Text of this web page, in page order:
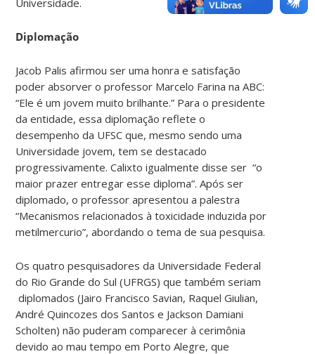
Diplomação
Jacob Palis afirmou ser uma honra e satisfação
poder absorver o professor Marcelo Farina na ABC:
“Ele é um jovem muito brilhante.” Para o presidente
da entidade, essa diplomação reflete o
desempenho da UFSC que, mesmo sendo uma
Universidade jovem, tem se destacado
progressivamente. Calixto igualmente disse ser “o
maior prazer entregar esse diploma”. Após ser
diplomado, o professor apresentou a palestra
“Mecanismos relacionados à toxicidade induzida por
metilmercurio”, abordando o tema de sua pesquisa.
Os quatro pesquisadores da Universidade Federal
do Rio Grande do Sul (UFRGS) que também seriam
diplomados (Jairo Francisco Savian, Raquel Giulian,
André Quincozes dos Santos e Jackson Damiani
Scholten) não puderam comparecer à cerimônia
devido ao mau tempo em Porto Alegre, que